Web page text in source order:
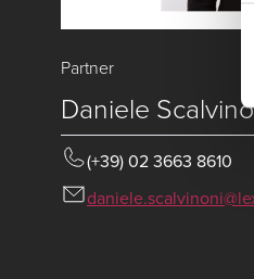
Partner
Daniele
(+39) 02 3663 8610